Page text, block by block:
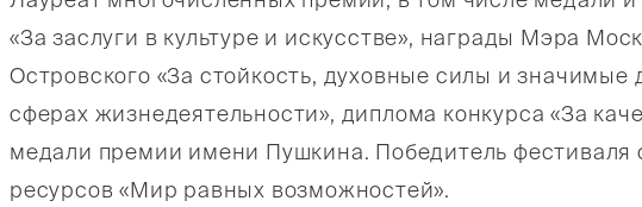
«За заслуги в культуре и искусстве», награды Мэра
Островского «За стойкость, духовные силы и
сферах жизнедеятельности», диплома конкурса «За
медали премии имени Пушкина. Победитель фестиваля
ресурсов «Мир равных возможностей».